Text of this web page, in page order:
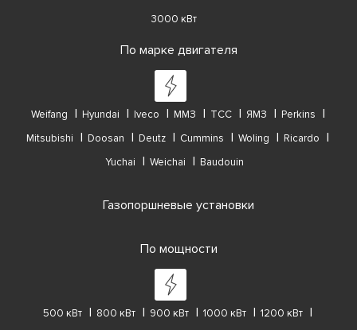
3000 кВт
По марке двигателя
Weifang Hyundai Iveco ММЗ ТСС ЯМЗ
Perkins
Mitsubishi
Doosan Deutz Cummins Woling
Ricardo
Yuchai
Weichai Baudouin
Газопоршневые установки
По мощности
500 кВт 800 кВт 900 кВт 1000 кВт
1200 кВт